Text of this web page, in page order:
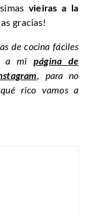
vieiras a la
gracias!
de cocina fáciles
a mipágina de
, para no
rico vamos a